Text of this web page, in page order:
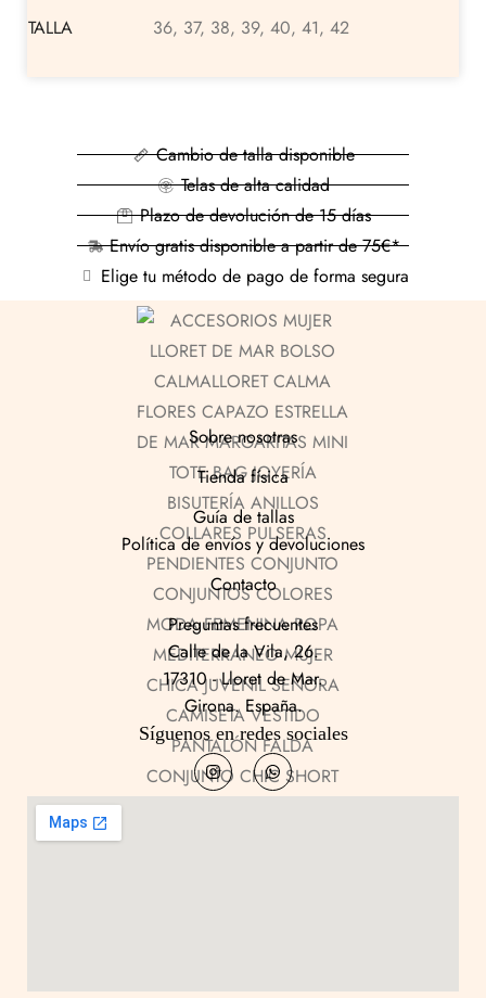
TALLA
36, 37, 38, 39, 40, 41, 42
Cambio de talla disponible
Telas de alta calidad
Plazo de devolución de 15 días
Envío gratis disponible a partir de 75€*
Elige tu método de pago de forma segura
Sobre nosotras
Tienda física
Guía de tallas
Política de envíos y devoluciones
Contacto
Preguntas frecuentes
Calle de la Vila, 26.
17310 - Lloret de Mar.
Girona. España.
Síguenos en redes sociales